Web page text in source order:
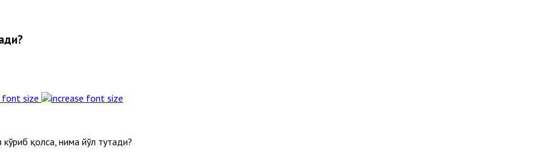
font size
қолса, нима йўл тутади?